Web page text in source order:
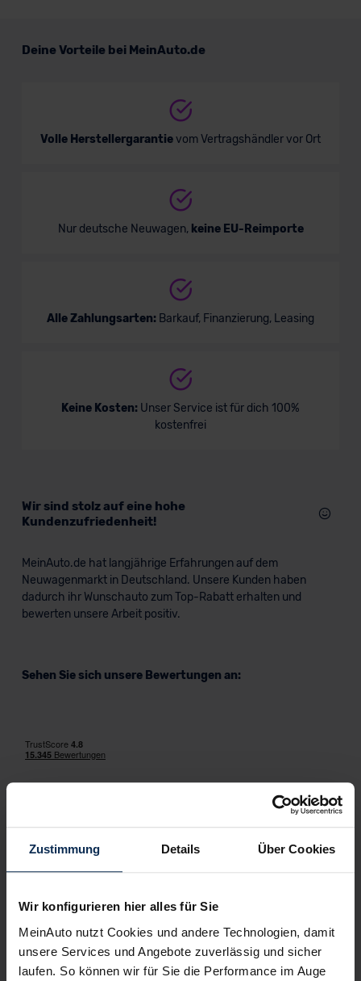
Zustimmung Details Über Cookies
Wir konfigurieren hier alles für Sie
MeinAuto nutzt Cookies und andere Technologien, damit
unsere Services und Angebote zuverlässig und sicher
laufen. So können wir für Sie die Performance im Auge
Deine Vorteile bei MeinAuto.de
Volle Herstellergarantievom Vertragshändler vor Ort
Nur deutsche Neuwagen, keine EU-Reimporte
Alle Zahlungsarten: Barkauf, Finanzierung, Leasing
Keine Kosten: Unser Service ist für dich 100%
kostenfrei
Wir sind stolz auf eine hohe
Kundenzufriedenheit!
MeinAuto.de hat langjährige Erfahrungen auf dem
Neuwagenmarkt in Deutschland. Unsere Kunden haben
dadurch ihr Wunschauto zum Top-Rabatt erhalten und
bewerten unsere Arbeit positiv.
Sehen Sie sich unsere Bewertungen an:
Mehr zum Thema
Alternativen Themen